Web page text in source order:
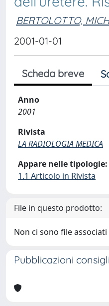
BERTOLOTTO,
2001-01-01
Scheda breve
Anno
2001
Rivista
LA RADIOLOGIA MEDICA
Appare nelle tipologie:
1.1 Articolo in Rivista
File in questo prodotto:
Non ci sono file
Pubblicazioni